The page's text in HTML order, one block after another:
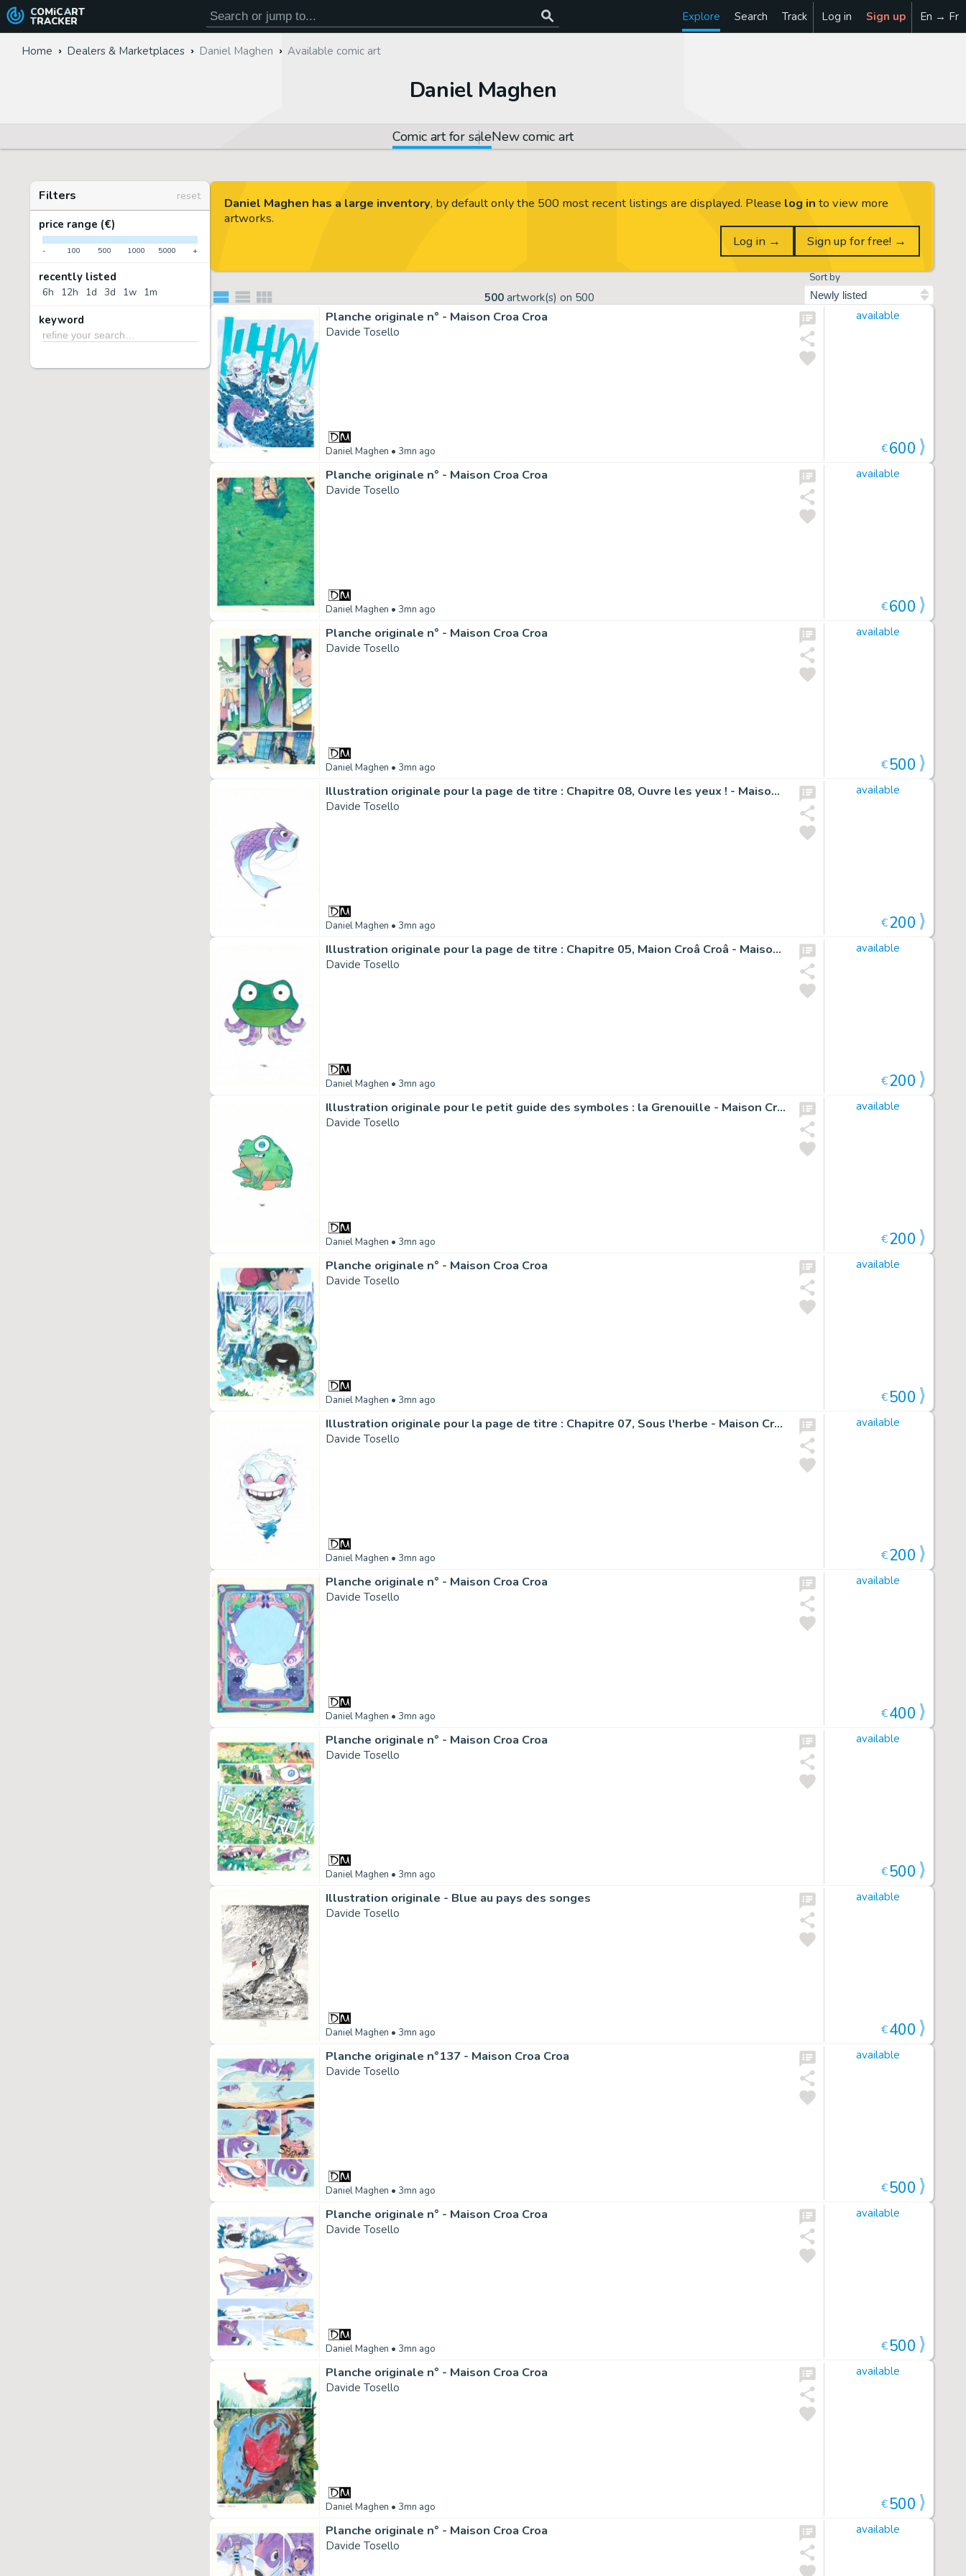
COMiC ART
TRACKER Explore Search Track Log in Sign up En → Fr
Home Dealers & Marketplaces Daniel Maghen Available comic art
Daniel Maghen
Comic art for saleNew comic art
Filters
reset
price range (€)
- 100 500 1000 5000 +
recently listed
6h 12h 1d 3d 1w 1m
keyword
500 artwork(s) on 500
Sort by
Daniel Maghen has a large inventory, by default only the 500 most recent listings are displayed. Please log in to view more
artworks.
Log in →
Sign up for free! →
Planche originale n° - Maison Croa Croa
Davide Tosello
Daniel Maghen • 3mn ago
available
€600
Planche originale n° - Maison Croa Croa
Davide Tosello
Daniel Maghen • 3mn ago
available
€600
Planche originale n° - Maison Croa Croa
Davide Tosello
Daniel Maghen • 3mn ago
available
€500
Illustration originale pour la page de titre : Chapitre 08, Ouvre les yeux ! - Maison Croa Croa
Davide Tosello
Daniel Maghen • 3mn ago
available
€200
Illustration originale pour la page de titre : Chapitre 05, Maion Croâ Croâ - Maison Croa Croa
Davide Tosello
Daniel Maghen • 3mn ago
available
€200
Illustration originale pour le petit guide des symboles : la Grenouille - Maison Croa Croa
Davide Tosello
Daniel Maghen • 3mn ago
available
€200
Planche originale n° - Maison Croa Croa
Davide Tosello
Daniel Maghen • 3mn ago
available
€500
Illustration originale pour la page de titre : Chapitre 07, Sous l'herbe - Maison Croa Croa
Davide Tosello
Daniel Maghen • 3mn ago
available
€200
Planche originale n° - Maison Croa Croa
Davide Tosello
Daniel Maghen • 3mn ago
available
€400
Planche originale n° - Maison Croa Croa
Davide Tosello
Daniel Maghen • 3mn ago
available
€500
Illustration originale - Blue au pays des songes
Davide Tosello
Daniel Maghen • 3mn ago
available
€400
Planche originale n°137 - Maison Croa Croa
Davide Tosello
Daniel Maghen • 3mn ago
available
€500
Planche originale n° - Maison Croa Croa
Davide Tosello
Daniel Maghen • 3mn ago
available
€500
Planche originale n° - Maison Croa Croa
Davide Tosello
Daniel Maghen • 3mn ago
available
€500
Planche originale n° - Maison Croa Croa
Davide Tosello
available